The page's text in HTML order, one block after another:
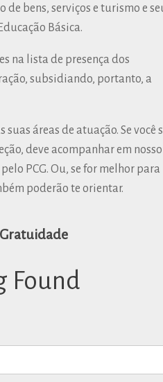
bens, serviços e turismo e
Básica.
na lista de presença dos
subsidiando, portanto, a
áreas de atuação. Se você
deve acompanhar em nosso
PCG. Ou, se for melhor para
poderão te orientar.
Found